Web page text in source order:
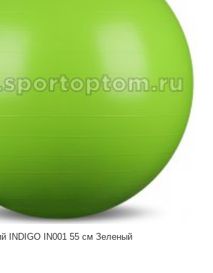
INDIGO IN001 55 см Зеленый